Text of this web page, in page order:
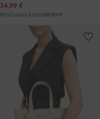
Dabartinė kaina
34,99 €
Mažiausia kaina38,99 €